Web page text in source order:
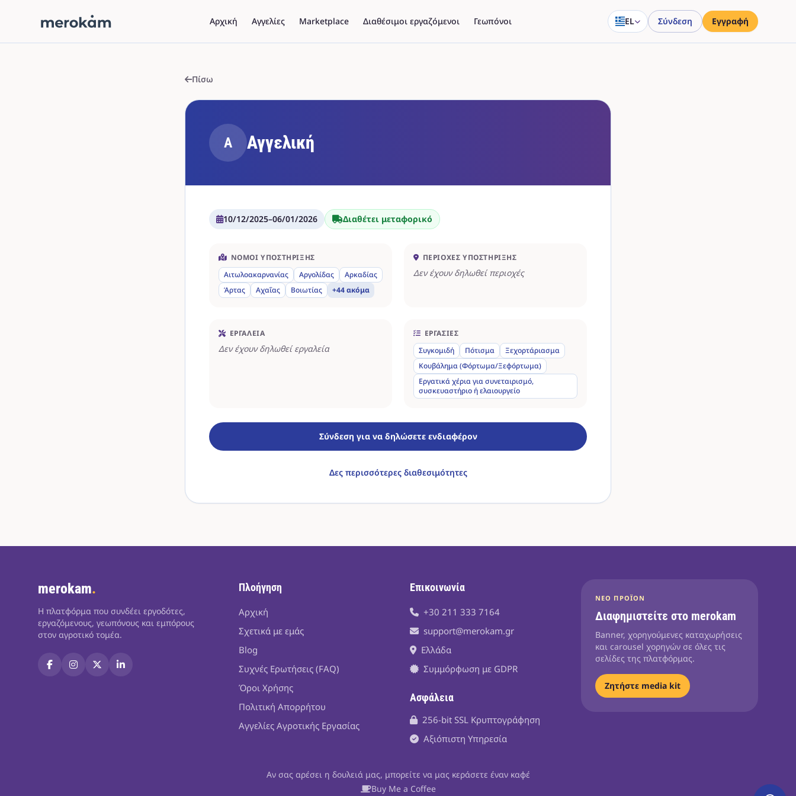
Αρχική Αγγελίες Marketplace Διαθέσιμοι εργαζόμενοι Γεωπόνοι EL Σύνδεση Εγγραφή
Πίσω
Α Αγγελική
10/12/2025–06/01/2026 Διαθέτει μεταφορικό
ΝΟΜΟΊ ΥΠΟΣΤΉΡΙΞΗΣ
Αιτωλοακαρνανίας
Αργολίδας
Αρκαδίας
Άρτας
Αχαΐας Βοιωτίας +44 ακόμα
ΠΕΡΙΟΧΈΣ ΥΠΟΣΤΉΡΙΞΗΣ
Δεν έχουν δηλωθεί περιοχές
ΕΡΓΑΛΕΊΑ
Δεν έχουν δηλωθεί εργαλεία
ΕΡΓΑΣΊΕΣ
Συγκομιδή
Πότισμα
Ξεχορτάριασμα
Κουβάλημα (Φόρτωμα/Ξεφόρτωμα)
Εργατικά χέρια για συνεταιρισμό,
συσκευαστήριο ή ελαιουργείο
Σύνδεση για να δηλώσετε ενδιαφέρον
Δες περισσότερες διαθεσιμότητες
merokam.
Η πλατφόρμα που συνδέει εργοδότες,
εργαζόμενους, γεωπόνους και εμπόρους
στον αγροτικό τομέα.
Πλοήγηση
Αρχική
Σχετικά με εμάς
Blog
Συχνές Ερωτήσεις (FAQ)
Όροι Χρήσης
Πολιτική Απορρήτου
Αγγελίες Αγροτικής Εργασίας
Επικοινωνία
+30 211 333 7164
support@merokam.gr
Ελλάδα
Συμμόρφωση με GDPR
Ασφάλεια
256-bit SSL Κρυπτογράφηση
Αξιόπιστη Υπηρεσία
ΝΈΟ ΠΡΟΪΌΝ
Διαφημιστείτε στο merokam
Banner, χορηγούμενες καταχωρήσεις
και carousel χορηγών σε όλες τις
σελίδες της πλατφόρμας.
Ζητήστε media kit
Αν σας αρέσει η δουλειά μας, μπορείτε να μας κεράσετε έναν καφέ
Buy Me a Coffee